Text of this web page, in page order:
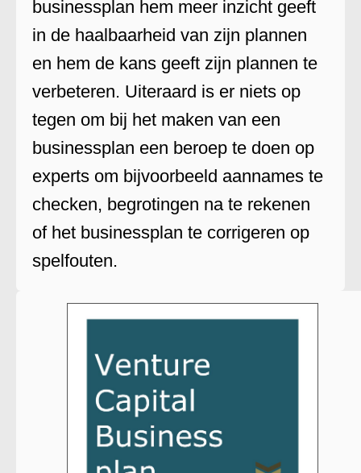
businessplan hem meer inzicht geeft
in de haalbaarheid van zijn plannen
en hem de kans geeft zijn plannen te
verbeteren. Uiteraard is er niets op
tegen om bij het maken van een
businessplan een beroep te doen op
experts om bijvoorbeeld aannames te
checken, begrotingen na te rekenen
of het businessplan te corrigeren op
spelfouten.